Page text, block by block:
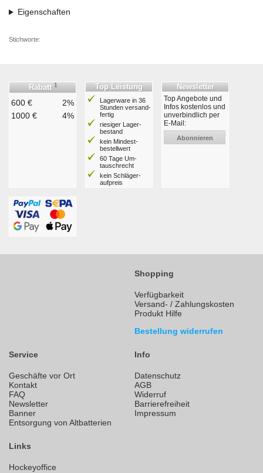
Eigenschaften
Stichworte:
Rabatt 1
600 €
2%
1000 €
4%
Top Leistung
Lagerware in 36
Stunden ver­sand­
fertig
riesiger Lager­
bestand
kein Mindest­
bestell­wert
60 Tage Um­
tausch­recht
kein Schläger­
aufpreis
Newsletter
Top Angebote und
Infos kostenlos und
unverbindlich per
E-Mail:
Abonnieren
Shopping
Verfügbarkeit
Versand- / Zahlungskosten
Produkt Hilfe
Bestellung widerrufen
Service
Geschäfte vor Ort
Kontakt
FAQ
Newsletter
Banner
Entsorgung von Altbatterien
Info
Datenschutz
AGB
Widerruf
Barrierefreiheit
Impressum
Links
Hockeyoffice